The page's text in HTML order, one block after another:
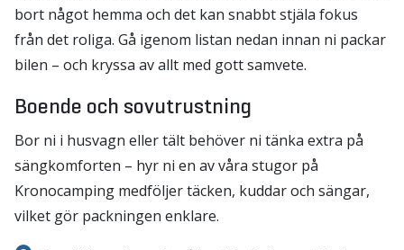
bort något hemma och det kan snabbt stjäla fokus
från det roliga. Gå igenom listan nedan innan ni packar
bilen – och kryssa av allt med gott samvete.
Boende och sovutrustning
Bor ni i husvagn eller tält behöver ni tänka extra på
sängkomforten – hyr ni en av våra stugor på
Kronocamping medföljer täcken, kuddar och sängar,
vilket gör packningen enklare.